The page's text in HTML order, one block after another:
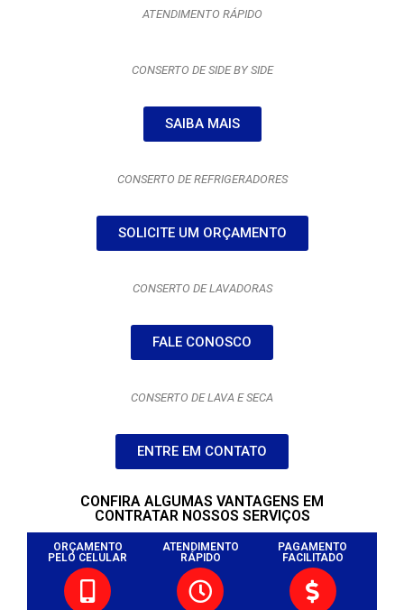
ATENDIMENTO RÁPIDO
CONSERTO DE SIDE BY SIDE
SAIBA MAIS
CONSERTO DE REFRIGERADORES
SOLICITE UM ORÇAMENTO
CONSERTO DE LAVADORAS
FALE CONOSCO
CONSERTO DE LAVA E SECA
ENTRE EM CONTATO
CONFIRA ALGUMAS VANTAGENS EM
CONTRATAR NOSSOS SERVIÇOS
ORÇAMENTO
PELO CELULAR
ATENDIMENTO
RÁPIDO
PAGAMENTO
FACILITADO